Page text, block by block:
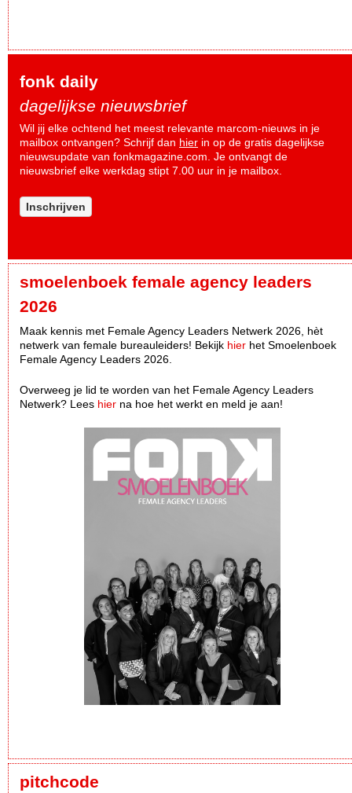
fonk daily
dagelijkse nieuwsbrief
Wil jij elke ochtend het meest relevante marcom-nieuws in je
mailbox ontvangen? Schrijf dan hier in op de gratis dagelijkse
nieuwsupdate van fonkmagazine.com. Je ontvangt de
nieuwsbrief elke werkdag stipt 7.00 uur in je mailbox.
Inschrijven
smoelenboek female agency leaders
2026
Maak kennis met Female Agency Leaders Netwerk 2026, hèt
netwerk van female bureauleiders! Bekijk hier het Smoelenboek
Female Agency Leaders 2026.
Overweeg je lid te worden van het Female Agency Leaders
Netwerk? Lees hier na hoe het werkt en meld je aan!
pitchcode